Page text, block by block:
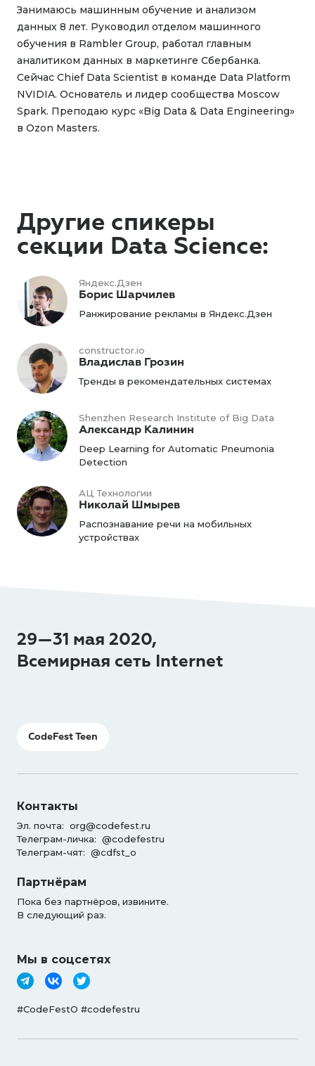
Занимаюсь машинным обучение и анализом
данных 8 лет. Руководил отделом машинного
обучения в Rambler Group, работал главным
аналитиком данных в маркетинге Сбербанка.
Сейчас Chief Data Scientist в команде Data Platform
NVIDIA. Основатель и лидер сообщества Moscow
Spark. Преподаю курс «Big Data & Data Engineering»
в Ozon Masters.
Другие спикеры
секции Data Science:
Яндекс.Дзен
Борис Шарчилев
Ранжирование рекламы в Яндекс.Дзен
constructor.io
Владислав Грозин
Тренды в рекомендательных системах
Shenzhen Research Institute of Big Data
Александр Калинин
Deep Learning for Automatic Pneumonia
Detection
АЦ Технологии
Николай Шмырев
Распознавание речи на мобильных
устройствах
29—31 мая 2020,
Всемирная сеть Internet
CodeFest Teen
Контакты
Эл. почта: org@codefest.ru
Телеграм-личка: @codefestru
Телеграм-чят: @cdfst_o
Партнёрам
Пока без партнёров, извините.
В следующий раз.
Мы в соцсетях
#CodeFestO #codefestru